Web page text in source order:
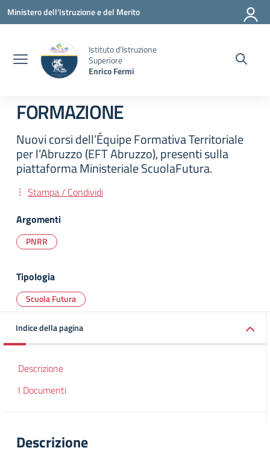
Vai ai contenuti
Vai al menu di navigazione
Vai al footer
Ministero dell'Istruzione e del Merito
Istituto d'Istruzione
Superiore
Enrico Fermi
FORMAZIONE
Nuovi corsi dell’Équipe Formativa Territoriale
per l’Abruzzo (EFT Abruzzo), presenti sulla
piattaforma Ministeriale ScuolaFutura.
Stampa / Condividi
Argomenti
PNRR
Tipologia
Scuola Futura
Indice della pagina
Descrizione
I Documenti
Descrizione